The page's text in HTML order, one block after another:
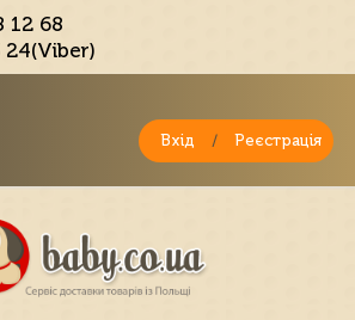
12 68
24(Viber)
Вхід / Реєстрація